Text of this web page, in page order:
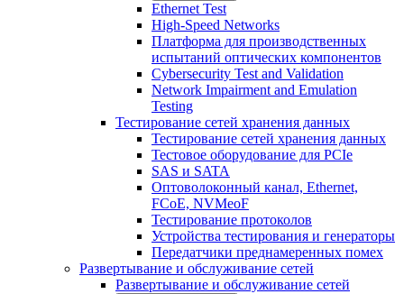
Ethernet Test
High-Speed Networks
Платформа для производственных
испытаний оптических компонентов
Cybersecurity Test and Validation
Network Impairment and Emulation
Testing
Тестирование сетей хранения данных
Тестирование сетей хранения данных
Тестовое оборудование для PCIe
SAS и SATA
Оптоволоконный канал, Ethernet,
FCoE, NVMeoF
Тестирование протоколов
Устройства тестирования и генераторы
Передатчики преднамеренных помех
Развертывание и обслуживание сетей
Развертывание и обслуживание сетей